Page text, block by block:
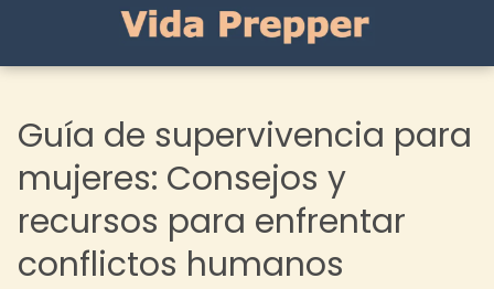
Guía de supervivencia para
mujeres: Consejos y
recursos para enfrentar
conflictos humanos